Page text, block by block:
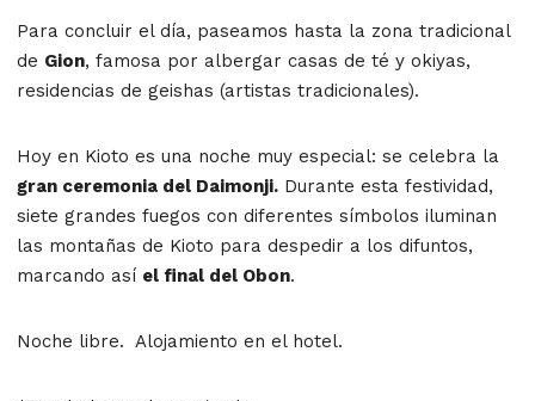
Para concluir el día, paseamos hasta la zona tradicional
de Gion, famosa por albergar casas de té y okiyas,
residencias de geishas (artistas tradicionales).
Hoy en Kioto es una noche muy especial: se celebra la
gran ceremonia del Daimonji. Durante esta festividad,
siete grandes fuegos con diferentes símbolos iluminan
las montañas de Kioto para despedir a los difuntos,
marcando así el final del Obon.
Noche libre. Alojamiento en el hotel.